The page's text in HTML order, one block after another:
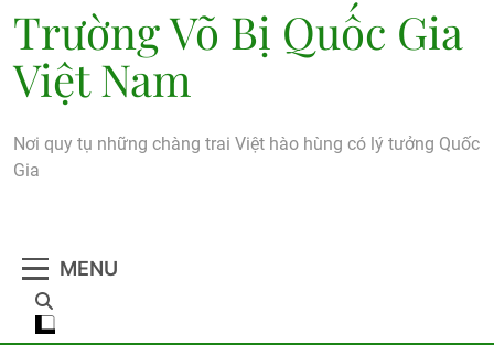
Trường Võ Bị Quốc Gia
Việt Nam
Nơi quy tụ những chàng trai Việt hào hùng có lý tưởng Quốc
Gia
MENU